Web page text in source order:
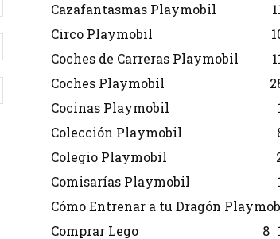
Cazafantasmas Playmobil
Circo Playmobil
Coches de Carreras Playmobil
Coches Playmobil
Cocinas Playmobil
Colección Playmobil
Colegio Playmobil
Comisarías Playmobil
Cómo Entrenar a tu Dragón
Comprar Lego 8